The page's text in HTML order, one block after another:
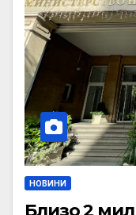
НОВИНИ
Близо 2